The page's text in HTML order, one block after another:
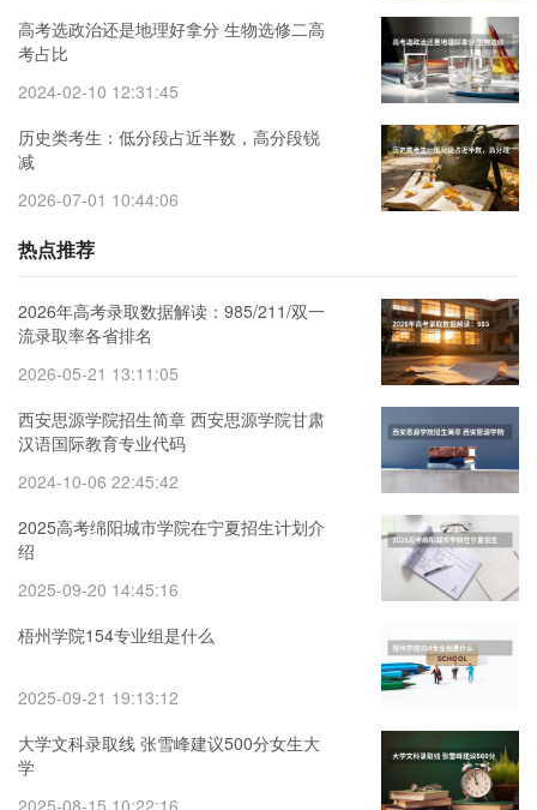
高考选政治还是地理好拿分 生物选修二高
考占比
2024-02-10 12:31:45
历史类考生：低分段占近半数，高分段锐
减
2026-07-01 10:44:06
热点推荐
2026年高考录取数据解读：985/211/双一
流录取率各省排名
2026-05-21 13:11:05
西安思源学院招生简章 西安思源学院甘肃
汉语国际教育专业代码
2024-10-06 22:45:42
2025高考绵阳城市学院在宁夏招生计划介
绍
2025-09-20 14:45:16
梧州学院154专业组是什么
2025-09-21 19:13:12
大学文科录取线 张雪峰建议500分女生大
学